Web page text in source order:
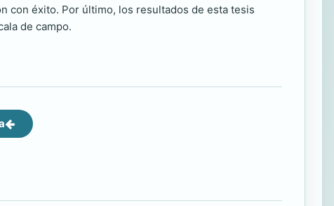
con éxito. Por último, los resultados de esta tesis
de campo.